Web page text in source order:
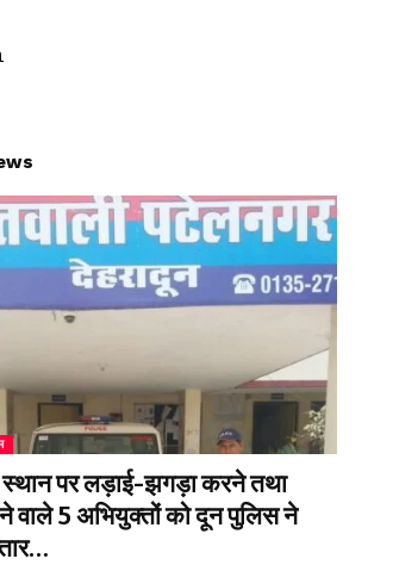
स्थान पर लड़ाई-झगड़ा करने तथा
वाले 5 अभियुक्तों को दून पुलिस ने